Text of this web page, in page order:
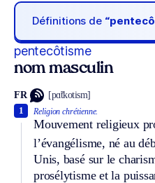
Définitions de
pentecôtisme
nom masculin
FR [pɑ̃tkotism]
Religion chrétienne.
Mouvement religieux
l’évangélisme, né au
Unis, basé sur le
prosélytisme et la
1